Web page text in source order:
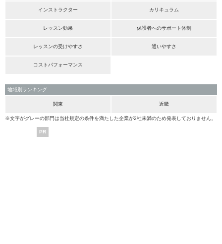
インストラクター カリキュラム
レッスン効果 保護者へのサポート体制
レッスンの受けやすさ 通いやすさ
コストパフォーマンス
地域別ランキング
関東 近畿
※文字がグレーの部門は当社規定の条件を満たした企業が2社未満のため発表しておりません。
PR